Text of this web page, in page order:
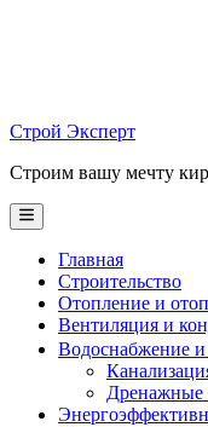
Строй Эксперт
Строим вашу мечту
Main
Menu
Главная
Строительство
Отопление и
Вентиляция и
Водоснабжение и
Дренажные